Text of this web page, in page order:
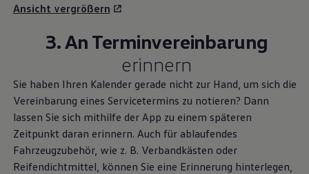
Ansicht vergrößern
3. An Terminvereinbarung
erinnern
Sie haben Ihren Kalender gerade nicht zur Hand, um sich die
Vereinbarung eines Servicetermins zu notieren? Dann
lassen Sie sich mithilfe der App zu einem späteren
Zeitpunkt daran erinnern. Auch für ablaufendes
Fahrzeugzubehör, wie z. B. Verbandkästen oder
Reifendichtmittel, können Sie eine Erinnerung hinterlegen,